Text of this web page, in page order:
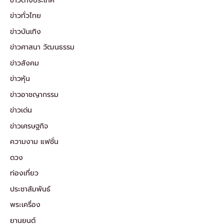
ข่าวทั่วไทย
ข่าวบันเทิง
ข่าวศาสนา วัฒนธรรม
ข่าวสังคม
ข่าวหุ้น
ข่าวอาชญากรรม
ข่าวเด่น
ข่าวเศรษฐกิจ
ความงาม แฟชั่น
ดวง
ท่องเที่ยว
ประชาสัมพันธ์
พระเครื่อง
ยานยนต์